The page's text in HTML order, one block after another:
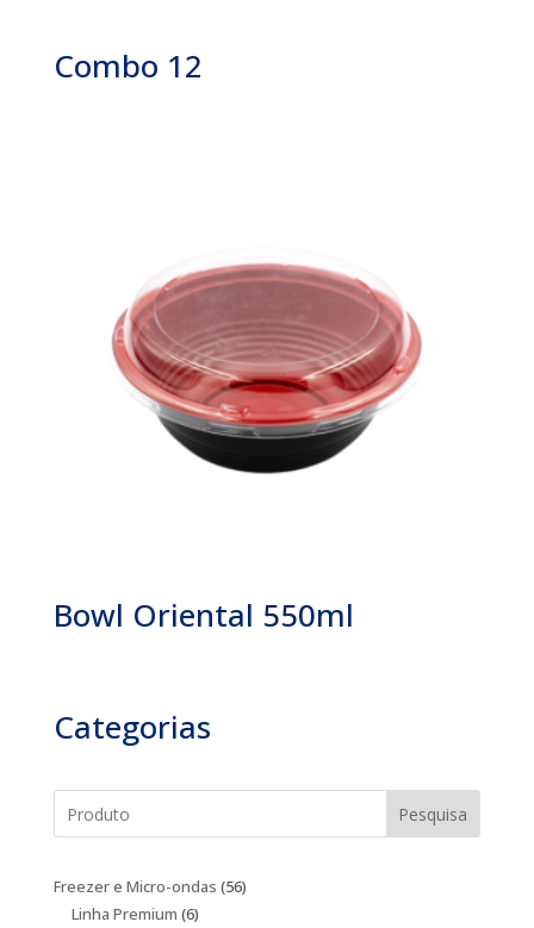
Combo 12
Bowl Oriental 550ml
Categorias
Pesquisa
Freezer e Micro-ondas 5656
Linha Premium 66